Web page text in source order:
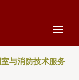
与消防技术服务